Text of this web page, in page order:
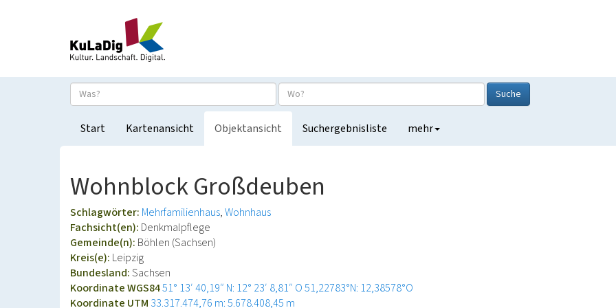
Suche
Start Kartenansicht Objektansicht Suchergebnisliste mehr
Wohnblock Großdeuben
Schlagwörter: Mehrfamilienhaus Wohnhaus
Fachsicht(en): Denkmalpflege
Gemeinde(n): Böhlen (Sachsen)
Kreis(e): Leipzig
Bundesland:Sachsen
Koordinate WGS8451° 13′ 40,19″ N: 12° 23′ 8,81″ O51,22783°N: 12,38578°O
Koordinate UTM 33.317.474,76 m: 5.678.408,45 m